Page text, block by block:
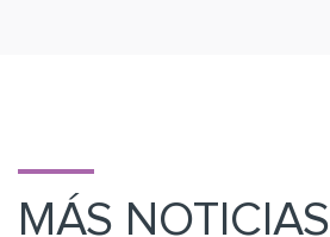
MÁS NOTICIAS